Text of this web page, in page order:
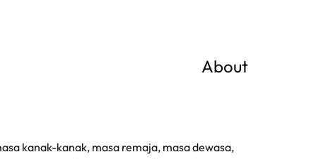
About
kanak-kanak, masa remaja, masa dewasa,